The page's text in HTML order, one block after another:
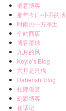
倦意博客
那年今日-小乔的
时雨の一方净土
个站商店
博客星球
九月的风
Keyle’s Blog
六月是只猫
Dabenshi‘blog
杜郎俊赏
幻影博客
崔话记